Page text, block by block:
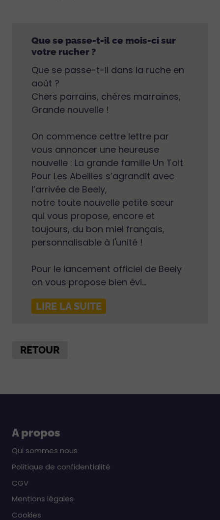
Que se passe-t-il ce mois-ci sur
votre rucher ?
Que se passe-t-il dans la ruche en
août ?
Chers parrains, chères marraines,
Grande nouvelle !
On commence cettre lettre par
vous annoncer une heureuse
nouvelle : La grande famille Un Toit
Pour Les Abeilles s’agrandit avec
l’arrivée de Beely,
notre toute nouvelle petite sœur
qui vous propose, encore et
toujours, du bon miel français,
personnalisable à l'unité !
Pour le lancement officiel de Beely
on vous propose bien évi...
LIRE LA SUITE
RETOUR
A propos
Qui sommes nous
Politique de confidentialité
CGV
Mentions légales
Cookies